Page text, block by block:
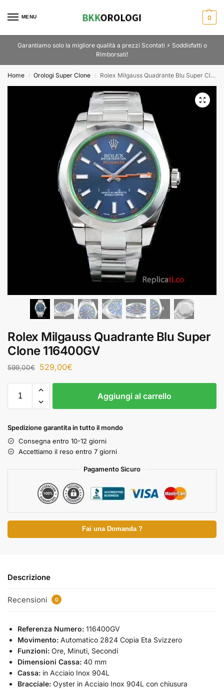
MENU 0
Garantiamo solo la migliore qualità a prezzi Scontati ⚡ Soddisfatti o
Rimborsati!
Home / Orologi Super Clone / Rolex Milgauss Quadrante Blu Super Clone 116400GV
Rolex Milgauss Quadrante Blu Super
Clone 116400GV
599,00€ 529,00€
Aggiungi al carrello
Spedizione garantita in tutto il mondo
Consegna entro 10-12 giorni
Accettiamo il reso entro 7 giorni
Pagamento Sicuro
Fai una Domanda ?
Descrizione
Recensioni 0
Referenza Numero: 116400GV
Movimento: Automatico 2824 Copia Eta Svizzero
Funzioni: Ore, Minuti, Secondi
Dimensioni Cassa: 40 mm
Cassa: in Acciaio Inox 904L
Bracciale: Oyster in Acciaio Inox 904L con chiusura